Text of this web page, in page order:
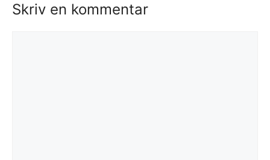
Skriv en kommentar